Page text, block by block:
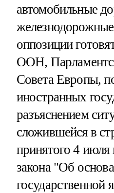
автомобильные
оппозиции
ООН,
Совета Европы,
иностранных
разъяснением
сложившейся в
принятого 4 июля
закона "Об
государственной